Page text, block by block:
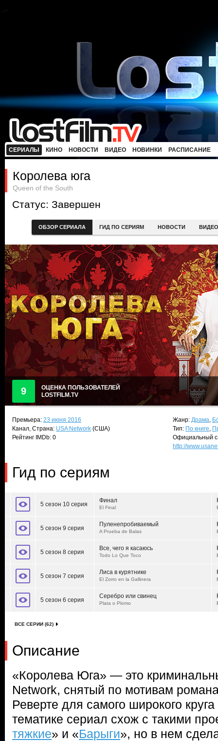
СЕРИАЛЫ КИНО НОВОСТИ ВИДЕО НОВИНКИ РАСПИСАНИЕ
Королева юга
Queen of the South
Статус: Завершен
ОБЗОР СЕРИАЛА ГИД ПО СЕРИЯМ НОВОСТИ ВИДЕО
9
ОЦЕНКА ПОЛЬЗОВАТЕЛЕЙ
LOSTFILM.TV
Премьера: 23 июня 2016
Канал, Страна: USA Network (США)
Рейтинг IMDb: 0
Жанр: Драма,
Тип: По книге,
Официальный
http://
Гид по сериям
5 сезон 10 серия
Финал
El Final
5 сезон 9 серия
Пуленепробиваемый
A Prueba de Balas
5 сезон 8 серия
Все, чего я касаюсь
Todo Lo Que Toco
5 сезон 7 серия
Лиса в курятнике
El Zorro en la Gallinera
5 сезон 6 серия
Серебро или свинец
Plata o Plomo
ВСЕ СЕРИИ (62)
Описание
«Королева Юга» — это
Network, снятый по мотивам
Реверте для самого широкого
тематике сериал схож с такими
тяжкие» и «Барыги», но в нем